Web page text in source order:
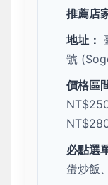
推薦店
地址：
號
價格區
必點選
蛋炒飯